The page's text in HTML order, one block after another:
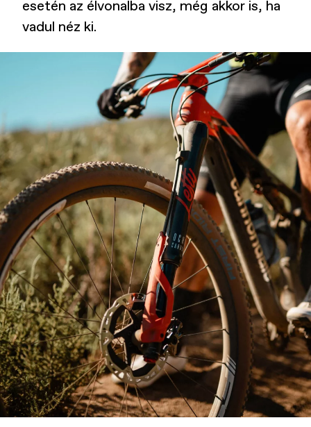
esetén az élvonalba visz, még akkor is, ha
vadul néz ki.